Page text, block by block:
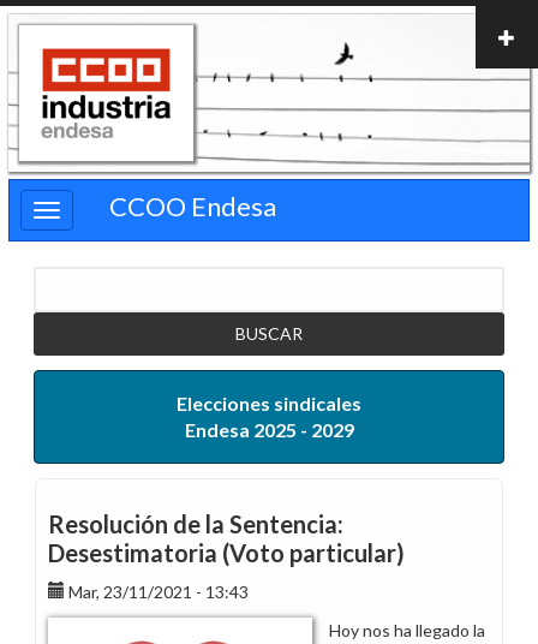
Pasar
contenido
principal
CCOO Endesa
Elecciones sindicales
Endesa 2025 - 2029
Resolución de la Sentencia:
Desestimatoria (Voto particular)
Mar, 23/11/2021 - 13:43
Hoy nos ha llegado la